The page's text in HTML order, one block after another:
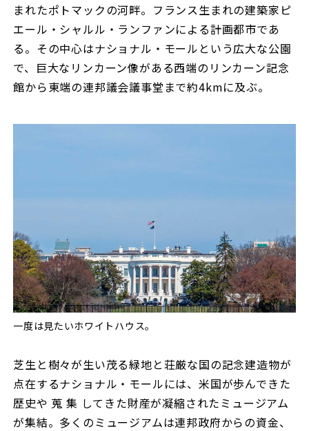
まれたポトマックの河畔。フランス生まれの建築家ピ
エール・シャルル・ランファンによる計画都市であ
る。その中心はナショナル・モールという広大な公園
で、巨大なリンカーン像がある西端のリンカーン記念
館から東端の連邦議会議事堂まで約4kmに及ぶ。
一度は見たいホワイトハウス。
芝生と樹々が生い茂る緑地と荘厳な国の記念建造物が
点在するナショナル・モールには、米国が歩んできた
歴史や 蒐 集 してきた財産が凝縮されたミュージアム
が集結。多くのミュージアムは連邦政府からの資金、